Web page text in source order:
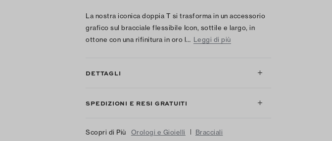
La nostra iconica doppia T si trasforma in un accessorio
grafico sul bracciale flessibile Icon, sottile e largo, in
ottone con una rifinitura in oro l… Leggi di più
DETTAGLI
SPEDIZIONI E RESI GRATUITI
Scopri di Più Orologi e Gioielli | Bracciali